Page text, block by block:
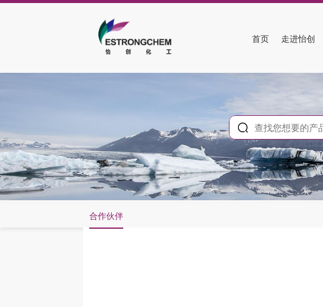
首页 走进怡创
合作伙伴